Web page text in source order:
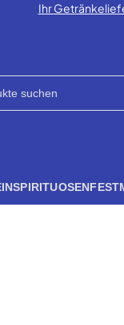
Ihr
SPIRITUOSEN